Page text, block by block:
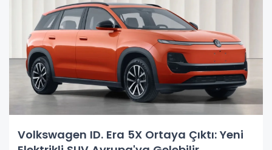
Volkswagen ID. Era 5X Ortaya Çıktı: Yeni